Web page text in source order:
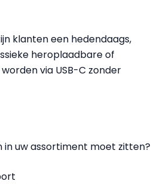
klanten een hedendaags,
heroplaadbare of
via USB-C zonder
in uw assortiment moet zitten?